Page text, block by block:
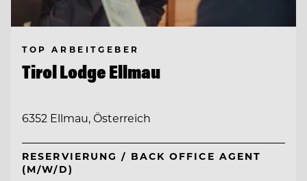
TOP ARBEITGEBER
Tirol Lodge Ellmau
6352 Ellmau, Österreich
RESERVIERUNG / BACK OFFICE AGENT
(M/W/D)